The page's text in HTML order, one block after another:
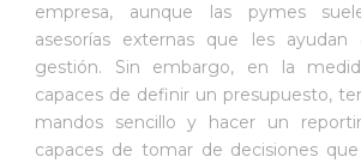
empresa, aunque las pymes
asesorías externas que les
gestión. Sin embargo, en la
capaces de definir un presupuesto,
mandos sencillo y hacer un
capaces de tomar de decisiones